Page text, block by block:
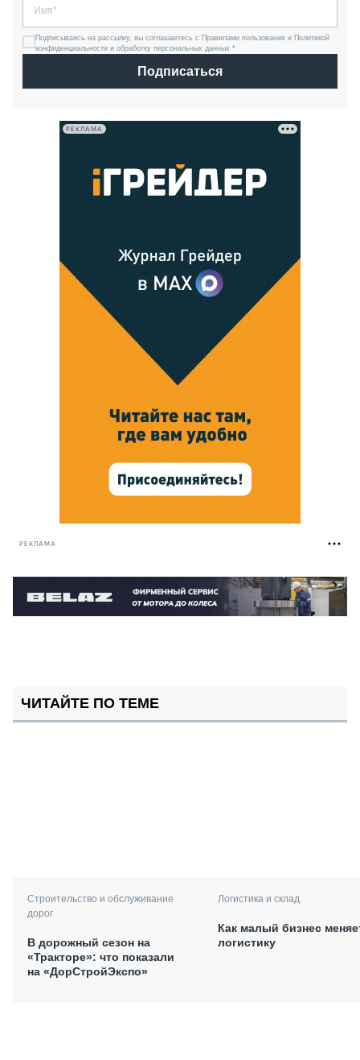
Подписываясь на рассылку, вы соглашаетесь с Правилами пользования и Политикой
конфиденциальности и обработку персональных данных *
Подписаться
РЕКЛАМА
РЕКЛАМА
ЧИТАЙТЕ ПО ТЕМЕ
Строительство и обслуживание
дорог
В дорожный сезон на
«Тракторе»: что показали
на «ДорСтройЭкспо»
Логистика и склад
Как малый бизнес
логистику